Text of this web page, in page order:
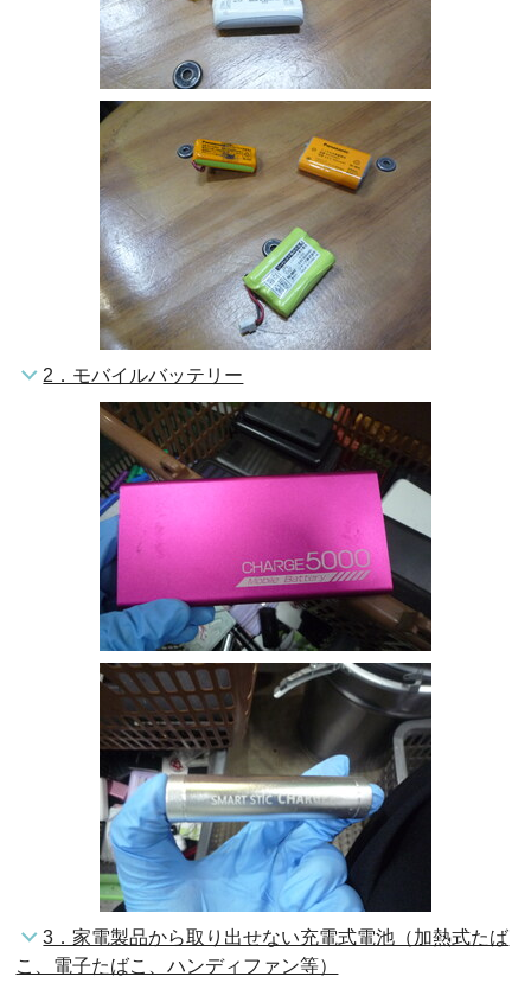
2．モバイルバッテリー
3．家電製品から取り出せない充電式電池（加熱式たば
こ、電子たばこ、ハンディファン等）